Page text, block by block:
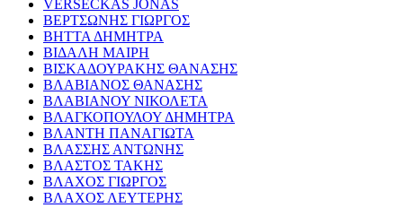
VERSECKAS JONAS
ΒΕΡΤΣΩΝΗΣ ΓΙΩΡΓΟΣ
ΒΗΤΤΑ ΔΗΜΗΤΡΑ
ΒΙΔΑΛΗ ΜΑΙΡΗ
ΒΙΣΚΑΔΟΥΡΑΚΗΣ ΘΑΝΑΣΗΣ
ΒΛΑΒΙΑΝΟΣ ΘΑΝΑΣΗΣ
ΒΛΑΒΙΑΝΟΥ ΝΙΚΟΛΕΤΑ
ΒΛΑΓΚΟΠΟΥΛΟΥ ΔΗΜΗΤΡΑ
ΒΛΑΝΤΗ ΠΑΝΑΓΙΩΤΑ
ΒΛΑΣΣΗΣ ΑΝΤΩΝΗΣ
ΒΛΑΣΤΟΣ ΤΑΚΗΣ
ΒΛΑΧΟΣ ΓΙΩΡΓΟΣ
ΒΛΑΧΟΣ ΛΕΥΤΕΡΗΣ